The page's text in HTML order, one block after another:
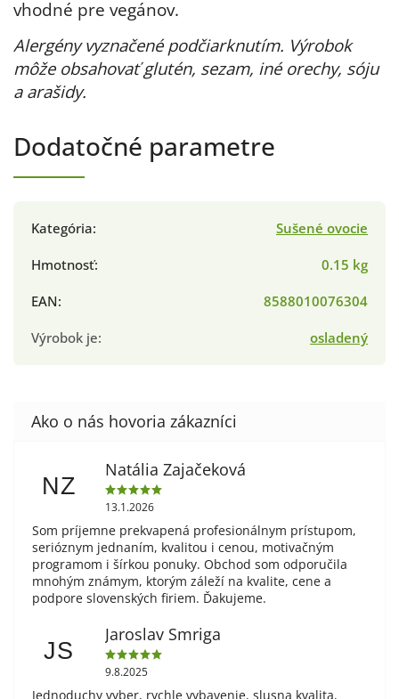
vhodné pre vegánov.
Alergény vyznačené podčiarknutím. Výrobok
môže obsahovať glutén, sezam, iné orechy, sóju
a arašidy.
Dodatočné parametre
Kategória:
Sušené ovocie
Hmotnosť:
0.15 kg
EAN:
8588010076304
Výrobok je: osladený
NZ
Natália Zajačeková
13.1.2026
Som príjemne prekvapená profesionálnym prístupom,
serióznym jednaním, kvalitou i cenou, motivačným
programom i šírkou ponuky. Obchod som odporučila
mnohým známym, ktorým záleží na kvalite, cene a
podpore slovenských firiem. Ďakujeme.
JS
Jaroslav Smriga
9.8.2025
Jednoduchy vyber, rychle vybavenie, slusna kvalita,